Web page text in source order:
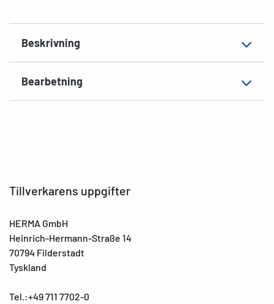
Beskrivning
Bearbetning
Tillverkarens uppgifter
HERMA GmbH
Heinrich-Hermann-Straße 14
70794 Filderstadt
Tyskland
Tel.:+49 711 7702-0